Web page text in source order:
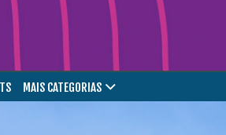
MAIS CATEGORIAS